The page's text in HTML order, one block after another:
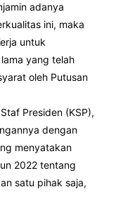
adanya
ini, maka
untuk
yang telah
oleh Putusan
Presiden (KSP),
dengan
menyatakan
2022 tentang
satu pihak saja,